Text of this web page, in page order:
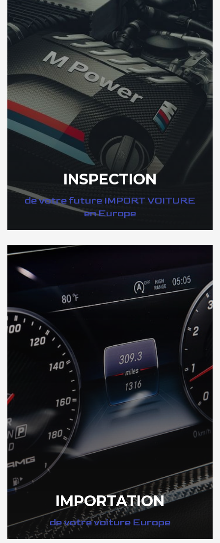
INSPECTION
de votre future IMPORT VOITURE
en Europe
DÉCOUVREZ VOTRE INSPECTION AUTO en Europe
IMPORTATION
de votre voiture Europe